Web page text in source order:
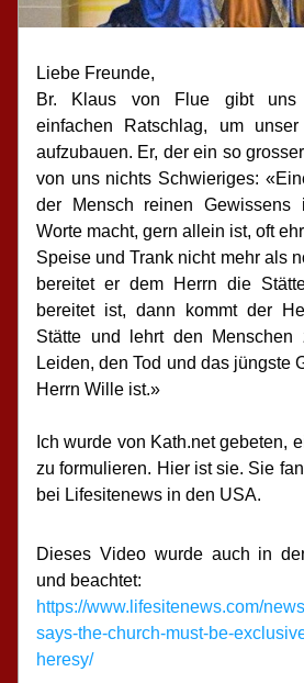
Liebe Freunde,
Br. Klaus von Flue gibt uns
einfachen Ratschlag, um
aufzubauen. Er, der ein so
von uns nichts Schwieriges:
der Mensch reinen
Worte macht, gern allein ist, oft
Speise und Trank nicht mehr als
bereitet er dem Herrn die
bereitet ist, dann kommt der
Stätte und lehrt den Menschen
Leiden, den Tod und das jüngste
Herrn Wille ist.»
Ich wurde von Kath.net gebeten,
zu formulieren. Hier ist sie. Sie
bei Lifesitenews in den USA.
Dieses Video wurde auch in
und beachtet:
https://www.lifesitenews.com/
says-the-church-must-be-
heresy/